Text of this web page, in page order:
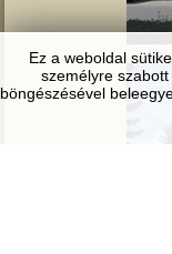
Ez a weboldal
személyre
böngészésével